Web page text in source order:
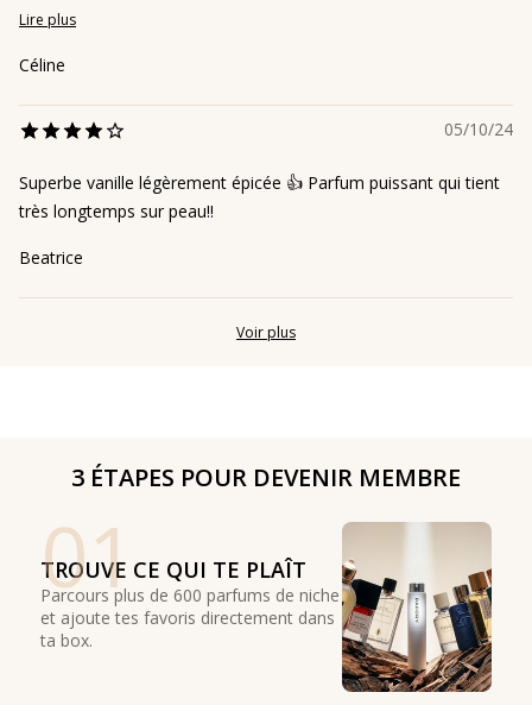
Lire plus
Céline
05/10/24
Superbe vanille légèrement épicée 👍 Parfum puissant qui tient
très longtemps sur peau!!
Beatrice
Voir plus
3 ÉTAPES POUR DEVENIR MEMBRE
01
TROUVE CE QUI TE PLAÎT
Parcours plus de 600 parfums de niche
et ajoute tes favoris directement dans
ta box.